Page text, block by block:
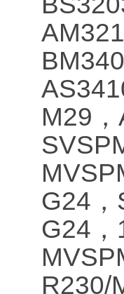
M29
G24
G24
R230/